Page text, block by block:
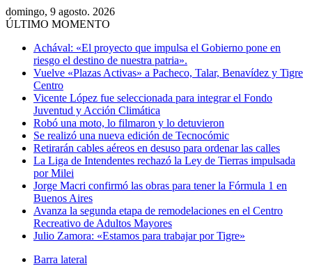
domingo, 9 agosto. 2026
ÚLTIMO MOMENTO
Achával: «El proyecto que impulsa el Gobierno pone en
riesgo el destino de nuestra patria».
Vuelve «Plazas Activas» a Pacheco, Talar, Benavídez y Tigre
Centro
Vicente López fue seleccionada para integrar el Fondo
Juventud y Acción Climática
Robó una moto, lo filmaron y lo detuvieron
Se realizó una nueva edición de Tecnocómic
Retirarán cables aéreos en desuso para ordenar las calles
La Liga de Intendentes rechazó la Ley de Tierras impulsada
por Milei
Jorge Macri confirmó las obras para tener la Fórmula 1 en
Buenos Aires
Avanza la segunda etapa de remodelaciones en el Centro
Recreativo de Adultos Mayores
Julio Zamora: «Estamos para trabajar por Tigre»
Barra lateral